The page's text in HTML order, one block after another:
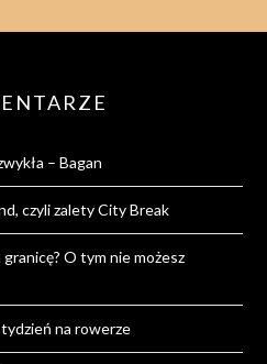
– Bagan
czyli zalety City Break
granicę? O tym nie możesz
na rowerze